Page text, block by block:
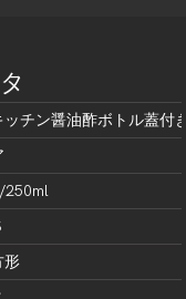
チン醤油酢ボトル蓋付
250ml
形